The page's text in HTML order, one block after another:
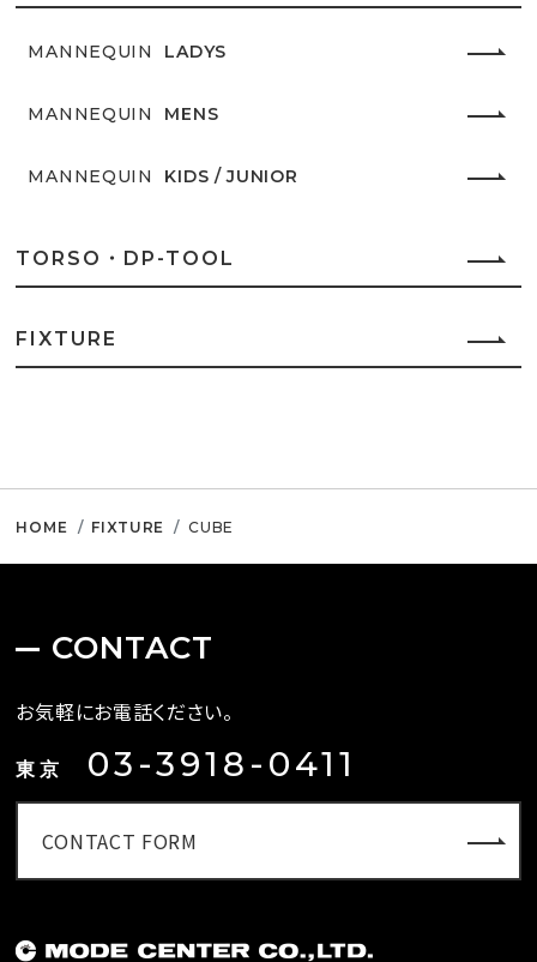
MANNEQUIN LADYS
MANNEQUIN MENS
MANNEQUIN KIDS / JUNIOR
TORSO・DP-TOOL
FIXTURE
HOME FIXTURE CUBE
CONTACT
お気軽にお電話ください。
東京 03-3918-0411
CONTACT FORM